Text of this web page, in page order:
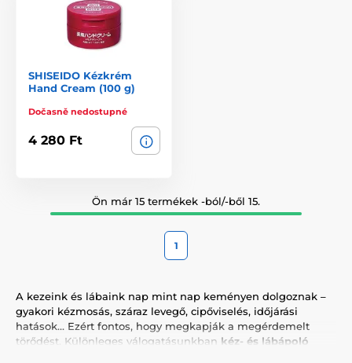
SHISEIDO Kézkrém
Hand Cream (100 g)
Dočasně nedostupné
4 280 Ft
Ön már 15 termékek -ból/-ből 15.
1
A kezeink és lábaink nap mint nap keményen dolgoznak –
gyakori kézmosás, száraz levegő, cipőviselés, időjárási
hatások… Ezért fontos, hogy megkapják a megérdemelt
törődést. Különleges válogatásunkban kéz- és lábápoló